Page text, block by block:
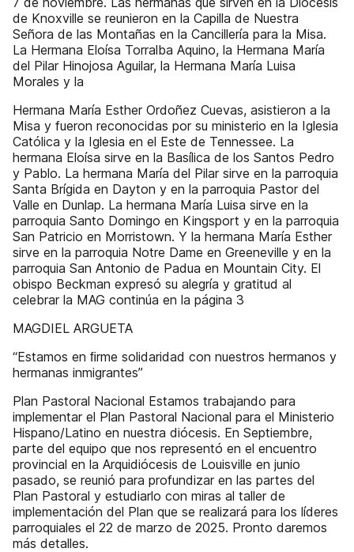
de Knoxville se reunieron en la Capilla de Nuestra
Señora de las Montañas en la Cancillería para la Misa.
La Hermana Eloísa Torralba Aquino, la Hermana María
del Pilar Hinojosa Aguilar, la Hermana María Luisa
Morales y la
Hermana María Esther Ordoñez Cuevas, asistieron a la
Misa y fueron reconocidas por su ministerio en la Iglesia
Católica y la Iglesia en el Este de Tennessee. La
hermana Eloísa sirve en la Basílica de los Santos Pedro
y Pablo. La hermana María del Pilar sirve en la parroquia
Santa Brígida en Dayton y en la parroquia Pastor del
Valle en Dunlap. La hermana María Luisa sirve en la
parroquia Santo Domingo en Kingsport y en la parroquia
San Patricio en Morristown. Y la hermana María Esther
sirve en la parroquia Notre Dame en Greeneville y en la
parroquia San Antonio de Padua en Mountain City. El
obispo Beckman expresó su alegría y gratitud al
celebrar la MAG continúa en la página 3
MAGDIEL ARGUETA
“Estamos en ﬁrme solidaridad con nuestros hermanos y
hermanas inmigrantes”
Plan Pastoral Nacional Estamos trabajando para
implementar el Plan Pastoral Nacional para el Ministerio
Hispano/Latino en nuestra diócesis. En Septiembre,
parte del equipo que nos representó en el encuentro
provincial en la Arquidiócesis de Louisville en junio
pasado, se reunió para profundizar en las partes del
Plan Pastoral y estudiarlo con miras al taller de
implementación del Plan que se realizará para los líderes
parroquiales el 22 de marzo de 2025. Pronto daremos
más detalles.